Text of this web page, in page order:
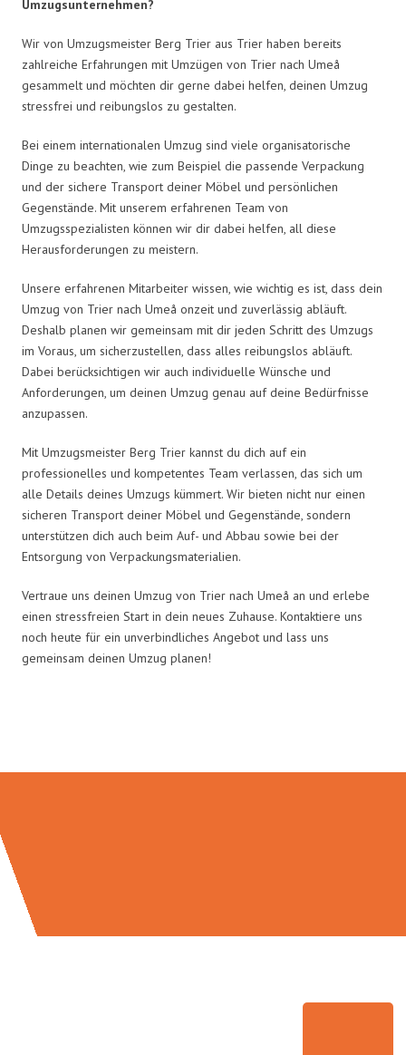
Umzugsunternehmen?
Wir von Umzugsmeister Berg Trier aus Trier haben bereits
zahlreiche Erfahrungen mit Umzügen von Trier nach Umeå
gesammelt und möchten dir gerne dabei helfen, deinen Umzug
stressfrei und reibungslos zu gestalten.
Bei einem internationalen Umzug sind viele organisatorische
Dinge zu beachten, wie zum Beispiel die passende Verpackung
und der sichere Transport deiner Möbel und persönlichen
Gegenstände. Mit unserem erfahrenen Team von
Umzugsspezialisten können wir dir dabei helfen, all diese
Herausforderungen zu meistern.
Unsere erfahrenen Mitarbeiter wissen, wie wichtig es ist, dass dein
Umzug von Trier nach Umeå onzeit und zuverlässig abläuft.
Deshalb planen wir gemeinsam mit dir jeden Schritt des Umzugs
im Voraus, um sicherzustellen, dass alles reibungslos abläuft.
Dabei berücksichtigen wir auch individuelle Wünsche und
Anforderungen, um deinen Umzug genau auf deine Bedürfnisse
anzupassen.
Mit Umzugsmeister Berg Trier kannst du dich auf ein
professionelles und kompetentes Team verlassen, das sich um
alle Details deines Umzugs kümmert. Wir bieten nicht nur einen
sicheren Transport deiner Möbel und Gegenstände, sondern
unterstützen dich auch beim Auf- und Abbau sowie bei der
Entsorgung von Verpackungsmaterialien.
Vertraue uns deinen Umzug von Trier nach Umeå an und erlebe
einen stressfreien Start in dein neues Zuhause. Kontaktiere uns
noch heute für ein unverbindliches Angebot und lass uns
gemeinsam deinen Umzug planen!